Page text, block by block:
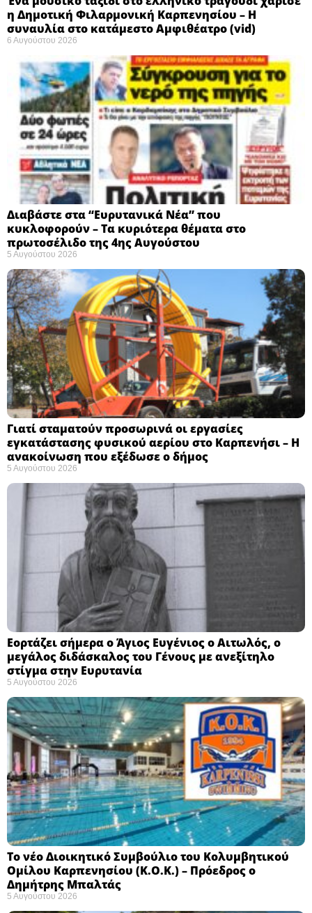
η Δημοτική Φιλαρμονική Καρπενησίου – Η
συναυλία στο κατάμεστο Αμφιθέατρο (vid)
6 Αυγούστου 2026
Διαβάστε στα “Ευρυτανικά Νέα” που
κυκλοφορούν – Τα κυριότερα θέματα στο
πρωτοσέλιδο της 4ης Αυγούστου
5 Αυγούστου 2026
Γιατί σταματούν προσωρινά οι εργασίες
εγκατάστασης φυσικού αερίου στο Καρπενήσι – Η
ανακοίνωση που εξέδωσε ο δήμος
5 Αυγούστου 2026
Εορτάζει σήμερα ο Άγιος Ευγένιος ο Αιτωλός, ο
μεγάλος διδάσκαλος του Γένους με ανεξίτηλο
στίγμα στην Ευρυτανία
5 Αυγούστου 2026
Το νέο Διοικητικό Συμβούλιο του Κολυμβητικού
Ομίλου Καρπενησίου (Κ.Ο.Κ.) – Πρόεδρος ο
Δημήτρης Μπαλτάς
5 Αυγούστου 2026